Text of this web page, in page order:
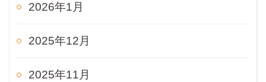
2026年1月
2025年12月
2025年11月